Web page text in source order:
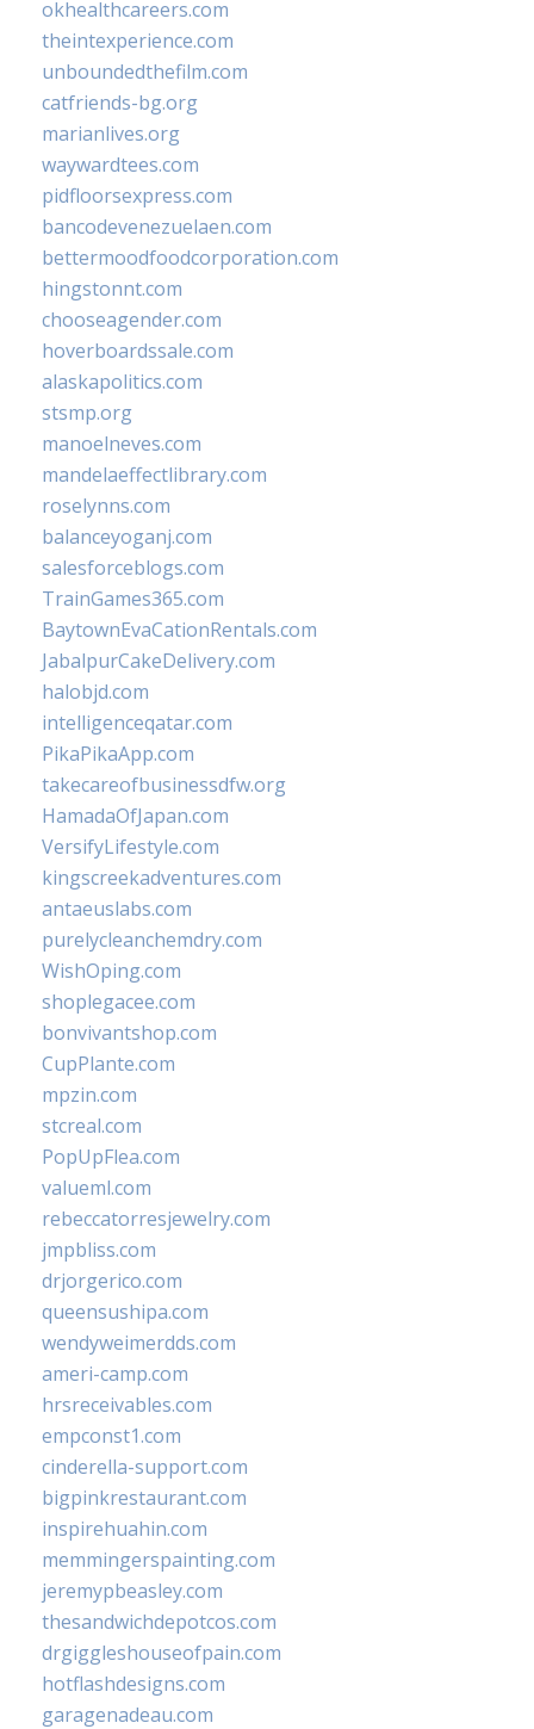
okhealthcareers.com
theintexperience.com
unboundedthefilm.com
catfriends-bg.org
marianlives.org
waywardtees.com
pidfloorsexpress.com
bancodevenezuelaen.com
bettermoodfoodcorporation.com
hingstonnt.com
chooseagender.com
hoverboardssale.com
alaskapolitics.com
stsmp.org
manoelneves.com
mandelaeffectlibrary.com
roselynns.com
balanceyoganj.com
salesforceblogs.com
TrainGames365.com
BaytownEvaCationRentals.com
JabalpurCakeDelivery.com
halobjd.com
intelligenceqatar.com
PikaPikaApp.com
takecareofbusinessdfw.org
HamadaOfJapan.com
VersifyLifestyle.com
kingscreekadventures.com
antaeuslabs.com
purelycleanchemdry.com
WishOping.com
shoplegacee.com
bonvivantshop.com
CupPlante.com
mpzin.com
stcreal.com
PopUpFlea.com
valueml.com
rebeccatorresjewelry.com
jmpbliss.com
drjorgerico.com
queensushipa.com
wendyweimerdds.com
ameri-camp.com
hrsreceivables.com
empconst1.com
cinderella-support.com
bigpinkrestaurant.com
inspirehuahin.com
memmingerspainting.com
jeremypbeasley.com
thesandwichdepotcos.com
drgiggleshouseofpain.com
hotflashdesigns.com
garagenadeau.com